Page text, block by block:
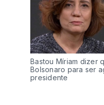
Bastou Míriam dizer
Bolsonaro para ser
presidente